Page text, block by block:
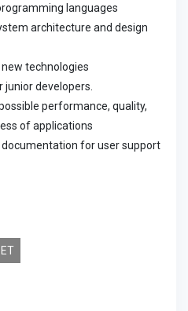
languages
architecture and design
technologies
junior developers.
performance, quality,
of applications
for user support